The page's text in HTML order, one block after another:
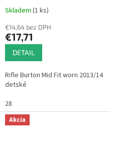
Skladem (1 ks)
€14,64 bez DPH
€17,71
DETAIL
Rifle Burton Mid Fit worn 2013/14
detské
28
Akcia